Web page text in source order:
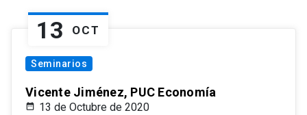
13 OCT
Seminarios
Vicente Jiménez, PUC Economía
13 de Octubre de 2020